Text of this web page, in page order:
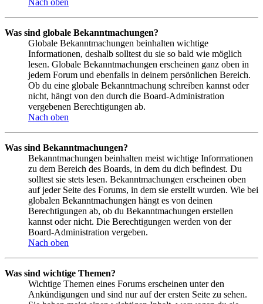
Was sind globale Bekanntmachungen?
Globale Bekanntmachungen beinhalten wichtige
Informationen, deshalb solltest du sie so bald wie möglich
lesen. Globale Bekanntmachungen erscheinen ganz oben in
jedem Forum und ebenfalls in deinem persönlichen Bereich.
Ob du eine globale Bekanntmachung schreiben kannst oder
nicht, hängt von den durch die Board-Administration
vergebenen Berechtigungen ab.
Nach oben
Was sind Bekanntmachungen?
Bekanntmachungen beinhalten meist wichtige Informationen
zu dem Bereich des Boards, in dem du dich befindest. Du
solltest sie stets lesen. Bekanntmachungen erscheinen oben
auf jeder Seite des Forums, in dem sie erstellt wurden. Wie bei
globalen Bekanntmachungen hängt es von deinen
Berechtigungen ab, ob du Bekanntmachungen erstellen
kannst oder nicht. Die Berechtigungen werden von der
Board-Administration vergeben.
Nach oben
Was sind wichtige Themen?
Wichtige Themen eines Forums erscheinen unter den
Ankündigungen und sind nur auf der ersten Seite zu sehen.